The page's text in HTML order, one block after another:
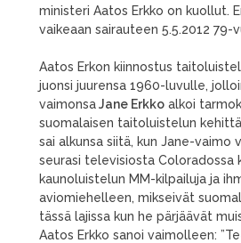
ministeri Aatos Erkko on kuollut.
vaikeaan sairauteen 5.5.2012 79-
Aatos Erkon kiinnostus
juonsi juurensa 1960-luvulle,
vaimonsaJane Erkko alkoi
suomalaisen taitoluistelun
sai alkunsa siitä, kun Jane-vaimo
seurasi televisiosta Coloradossa
kaunoluistelun MM-kilpailuja ja
aviomiehelleen, mikseivät
tässä lajissa kun he pärjäävät
Aatos Erkko sanoi vaimolleen: